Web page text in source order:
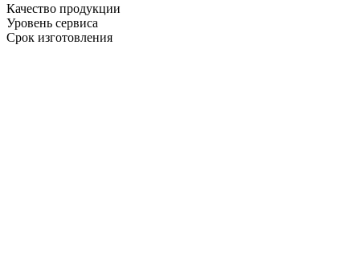
Качество продукции
Уровень сервиса
Срок изготовления